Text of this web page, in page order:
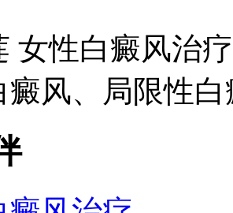
女性白癜风治
癜风、局限性